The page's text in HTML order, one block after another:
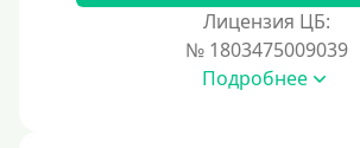
Лицензия ЦБ:
№ 1803475009039
Подробнее